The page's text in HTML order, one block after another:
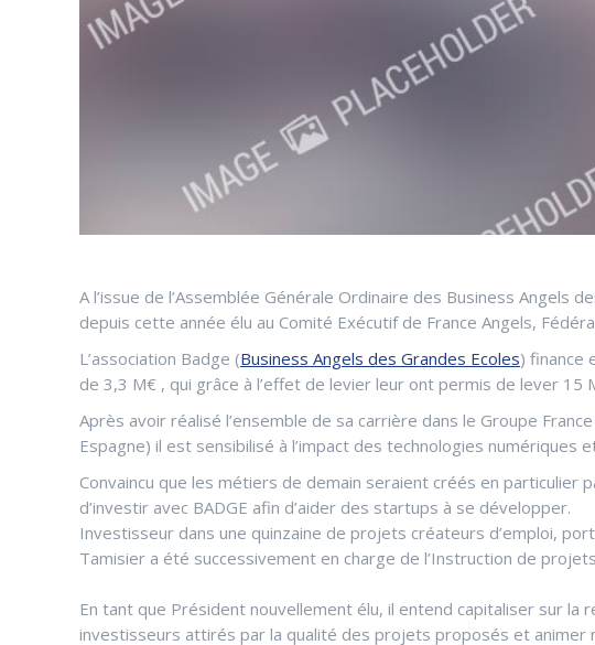
A l’issue de l’Assemblée Générale Ordinaire des Business Angels
depuis cette année élu au Comité Exécutif de France Angels,
L’association Badge (Business Angels des Grandes Ecoles) finance
de 3,3 M€ , qui grâce à l’effet de levier leur ont permis de lever 15
Après avoir réalisé l’ensemble de sa carrière dans le Groupe
Espagne) il est sensibilisé à l’impact des technologies numériques
Convaincu que les métiers de demain seraient créés en particulier
d’investir avec BADGE afin d’aider des startups à se développer.
Investisseur dans une quinzaine de projets créateurs d’emploi,
Tamisier a été successivement en charge de l’Instruction de
En tant que Président nouvellement élu, il entend capitaliser sur
investisseurs attirés par la qualité des projets proposés et animer